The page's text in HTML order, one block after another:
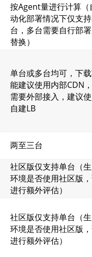
按Agent量进行计算（
动化部署情况下仅支
台，多台需要自行部
替换）
单台或多台均可，下
能建议使用内部CDN
需要外部接入，建议
自建LB
两至三台
社区版仅支持单台（
环境是否使用社区版
进行额外评估）
社区版仅支持单台（
环境是否使用社区版
进行额外评估）